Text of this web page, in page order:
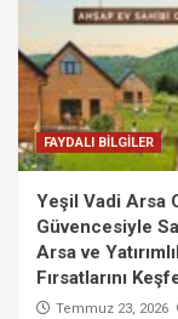
FAYDALI BİLGİLER
Yeşil Vadi Arsa
Güvencesiyle
Arsa ve
Fırsatlarını
Temmuz 23, 2026